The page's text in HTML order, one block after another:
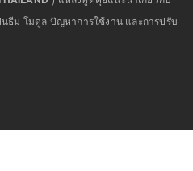
นธีม โมดูล ปัญหาการใช้งาน และการปรับ